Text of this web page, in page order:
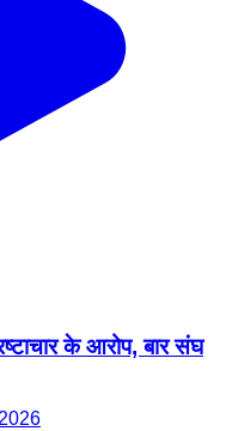
के आरोप, बार संघ